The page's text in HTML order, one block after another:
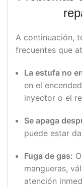
A continuación,
frecuentes que
La estufa no
en el
inyector o el
Se apaga
puede estar
Fuga de gas:
mangueras,
atención